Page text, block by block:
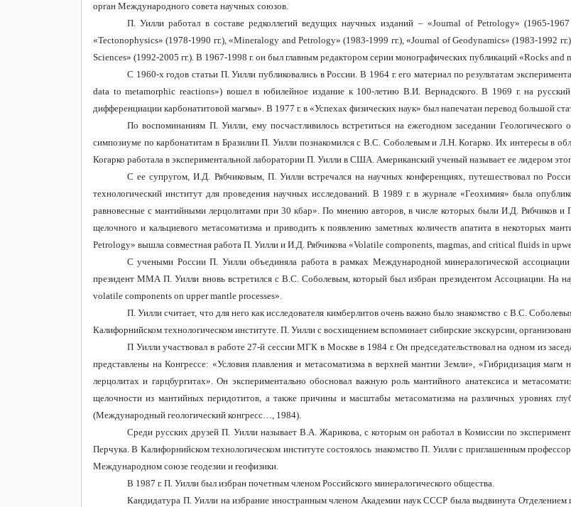
орган Международного совета научных союзов.
П. Уилли работал в составе редколлегий ведущих научных изданий – «Journal of Petrology» (1965-1967
«Tectonophysics» (1978-1990 гг.), «Mineralogy and Petrology» (1983-1999 гг.), «Journal of Geodynamics» (1983-1992
Sciences» (1992-2005 гг.). В 1967-1998 г. он был главным редактором серии монографических публикаций «Rocks and
С 1960-х годов статьи П. Уилли публиковались в России. В 1964 г. его материал по результатам
data to metamorphic reactions») вошел в юбилейное издание к 100-летию В.И. Вернадского. В 1969 г. на
дифференциации карбонатитовой магмы». В 1977 г. в «Успехах физических наук» был напечатан перевод большой
По воспоминаниям П. Уилли, ему посчастливилось встретиться на ежегодном заседании
симпозиуме по карбонатитам в Бразилии П. Уилли познакомился с В.С. Соболевым и Л.Н. Когарко. Их интересы в
Когарко работала в экспериментальной лаборатории П. Уилли в США. Американский ученый называет ее лидером
С ее супругом, И.Д. Рябчиковым, П. Уилли встречался на научных конференциях, путешествовал по
технологический институт для проведения научных исследований. В 1989 г. в журнале «Геохимия» была
равновесные с мантийными лерцолитами при 30 кбар». По мнению авторов, в числе которых были И.Д. Рябчиков
щелочного и кальциевого метасоматизма и приводить к появлению заметных количеств апатита в некоторых
Petrology» вышла совместная работа П. Уилли и И.Д. Рябчикова «Volatile components, magmas, and critical fluids in
С учеными России П. Уилли объединяла работа в рамках Международной минералогической
президент ММА П. Уилли вновь встретился с В.С. Соболевым, который был избран президентом Ассоциации. На
volatile components on upper mantle processes».
П. Уилли считает, что для него как исследователя кимберлитов очень важно было знакомство с В.С.
Калифорнийском технологическом институте. П. Уилли с восхищением вспоминает сибирские экскурсии,
П Уилли участвовал в работе 27-й сессии МГК в Москве в 1984 г. Он председательствовал на одном из
представлены на Конгрессе: «Условия плавления и метасоматизма в верхней мантии Земли», «Гибридизация
лерцолитах и гарцбургитах». Он экспериментально обосновал важную роль мантийного анатексиса и
щелочности из мантийных перидотитов, а также причины и масштабы метасоматизма на различных уровнях
(Международный геологический конгресс…, 1984).
Среди русских друзей П. Уилли называет В.А. Жарикова, с которым он работал в Комиссии по
Перчука. В Калифорнийском технологическом институте состоялось знакомство П. Уилли с приглашенным
Международном союзе геодезии и геофизики.
В 1987 г. П. Уилли был избран почетным членом Российского минералогического общества.
Кандидатура П. Уилли на избрание иностранным членом Академии наук СССР была выдвинута Отделением